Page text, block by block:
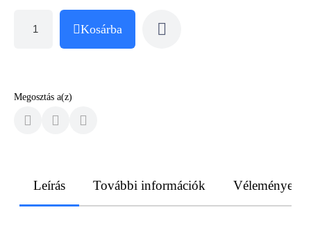
Kosárba
Megosztás a(z)
Leírás További információk Vélemények